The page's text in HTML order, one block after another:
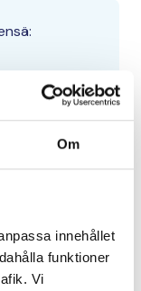
Om
innehållet
funktioner
Vi